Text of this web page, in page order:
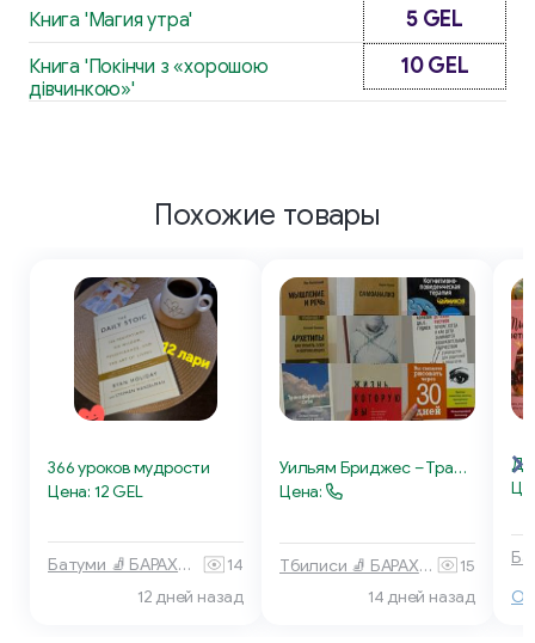
Книга 'Магия утра' 5 GEL
Книга 'Покінчи з «хорошою
дівчинкою»'
10 GEL
Похожие товары
366 уроков мудрости
Цена: 12 GEL
Батуми 🧦 БАРАХОЛКА
14
12 дней назад
Уильям Бриджес – Трансформация себя
Цена:
Тбилиси 🧦 БАРАХОЛКА
15
14 дней назад